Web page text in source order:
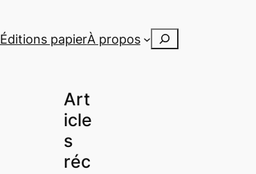
Éditions papierÀ propos Rechercher
Art
icle
s
réc